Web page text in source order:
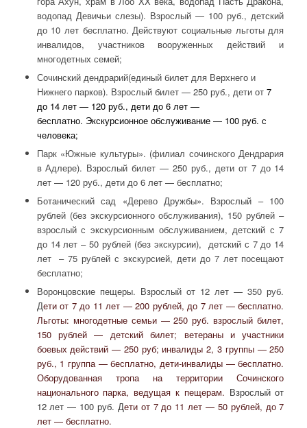
водопад Девичьи слезы). Взрослый — 100 руб., детский
до 10 лет бесплатно. Действуют социальные льготы для
инвалидов, участников вооруженных действий и
многодетных семей;
Сочинский дендрарий(единый билет для Верхнего и
Нижнего парков). Взрослый билет — 250 руб., дети от 7
до 14 лет — 120 руб., дети до 6 лет —
бесплатно. Экскурсионное обслуживание — 100 руб. с
человека;
Парк «Южные культуры». (филиал сочинского Дендрария
в Адлере). Взрослый билет — 250 руб., дети от 7 до 14
лет — 120 руб., дети до 6 лет — бесплатно;
Ботанический сад «Дерево Дружбы». Взрослый – 100
рублей (без экскурсионного обслуживания), 150 рублей –
взрослый с экскурсионным обслуживанием, детский с 7
до 14 лет – 50 рублей (без экскурсии), детский с 7 до 14
лет – 75 рублей с экскурсией, дети до 7 лет посещают
бесплатно;
Воронцовские пещеры. Взрослый от 12 лет — 350 руб.
Дети от 7 до 11 лет — 200 рублей, до 7 лет — бесплатно.
Льготы: многодетные семьи — 250 руб. взрослый билет,
150 рублей — детский билет; ветераны и участники
боевых действий — 250 руб; инвалиды 2, 3 группы — 250
руб., 1 группа — бесплатно, дети-инвалиды — бесплатно.
Оборудованная тропа на территории Сочинского
национального парка, ведущая к пещерам. Взрослый от
12 лет — 100 руб. Дети от 7 до 11 лет — 50 рублей, до 7
лет — бесплатно.